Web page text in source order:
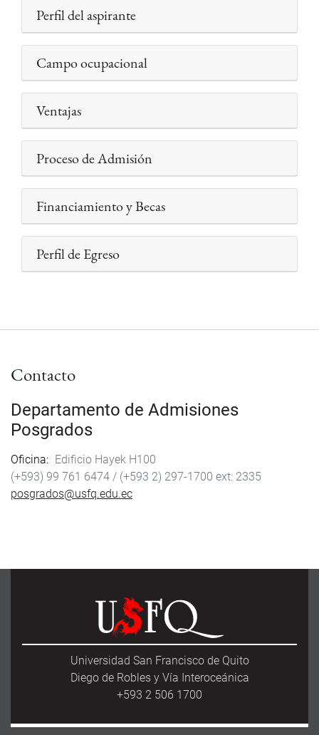
Perfil del aspirante
Campo ocupacional
Ventajas
Proceso de Admisión
Financiamiento y Becas
Perfil de Egreso
Contacto
Departamento de Admisiones
Posgrados
Oficina
Edificio Hayek H100
(+593) 99 761 6474 / (+593 2) 297-1700
2335
posgrados@usfq.edu.ec
Universidad San Francisco de Quito
Diego de Robles y Vía Interoceánica
+593 2 506 1700